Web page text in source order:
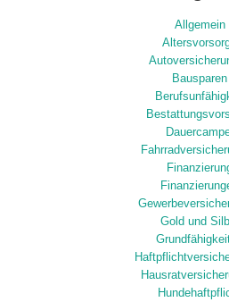
Allgemein
Bausparen
Gold und